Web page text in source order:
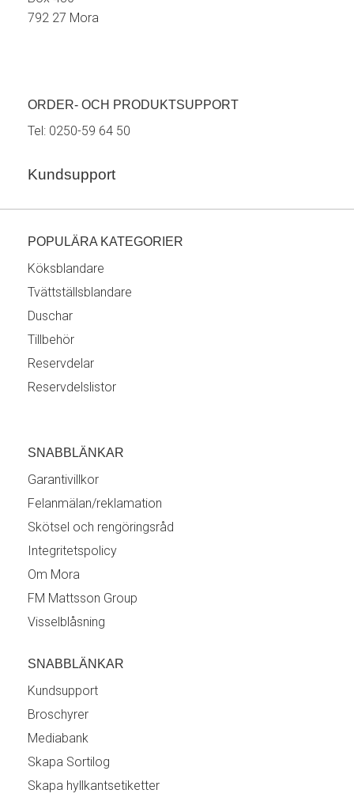
792 27 Mora
ORDER- OCH PRODUKTSUPPORT
Tel: 0250-59 64 50
Kundsupport
POPULÄRA KATEGORIER
Köksblandare
Tvättställsblandare
Duschar
Tillbehör
Reservdelar
Reservdelslistor
SNABBLÄNKAR
Garantivillkor
Felanmälan/reklamation
Skötsel och rengöringsråd
Integritetspolicy
Om Mora
FM Mattsson Group
Visselblåsning
SNABBLÄNKAR
Kundsupport
Broschyrer
Mediabank
Skapa Sortilog
Skapa hyllkantsetiketter